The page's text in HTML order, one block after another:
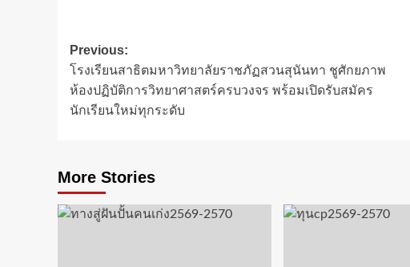
Post
navigation
Previous:
โรงเรียนสาธิตมหาวิทยาลัยราชภัฏสวนสุนันทา ชูศักยภาพ
ห้องปฏิบัติการวิทยาศาสตร์ครบวงจร พร้อมเปิดรับสมัคร
นักเรียนใหม่ทุกระดับ
More Stories